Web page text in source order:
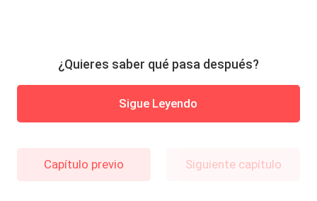
¿Quieres saber qué pasa después?
Sigue Leyendo
Capítulo previo Siguiente capítulo